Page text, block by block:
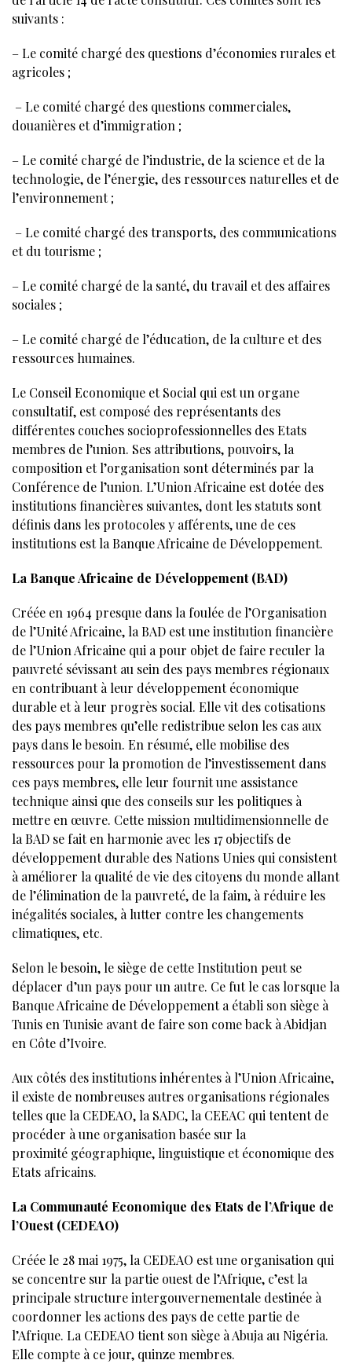
suivants :
– Le comité chargé des questions d’économies rurales et
agricoles ;
– Le comité chargé des questions commerciales,
douanières et d’immigration ;
– Le comité chargé de l’industrie, de la science et de la
technologie, de l’énergie, des ressources naturelles et de
l’environnement ;
– Le comité chargé des transports, des communications
et du tourisme ;
– Le comité chargé de la santé, du travail et des affaires
sociales ;
– Le comité chargé de l’éducation, de la culture et des
ressources humaines.
Le Conseil Economique et Social qui est un organe
consultatif, est composé des représentants des
différentes couches socioprofessionnelles des Etats
membres de l’union. Ses attributions, pouvoirs, la
composition et l’organisation sont déterminés par la
Conférence de l’union. L’Union Africaine est dotée des
institutions financières suivantes, dont les statuts sont
définis dans les protocoles y afférents, une de ces
institutions est la Banque Africaine de Développement.
La Banque Africaine de Développement (BAD)
Créée en 1964 presque dans la foulée de l’Organisation
de l’Unité Africaine, la BAD est une institution financière
de l’Union Africaine qui a pour objet de faire reculer la
pauvreté sévissant au sein des pays membres régionaux
en contribuant à leur développement économique
durable et à leur progrès social. Elle vit des cotisations
des pays membres qu’elle redistribue selon les cas aux
pays dans le besoin. En résumé, elle mobilise des
ressources pour la promotion de l’investissement dans
ces pays membres, elle leur fournit une assistance
technique ainsi que des conseils sur les politiques à
mettre en œuvre. Cette mission multidimensionnelle de
la BAD se fait en harmonie avec les 17 objectifs de
développement durable des Nations Unies qui consistent
à améliorer la qualité de vie des citoyens du monde allant
de l’élimination de la pauvreté, de la faim, à réduire les
inégalités sociales, à lutter contre les changements
climatiques, etc.
Selon le besoin, le siège de cette Institution peut se
déplacer d’un pays pour un autre. Ce fut le cas lorsque la
Banque Africaine de Développement a établi son siège à
Tunis en Tunisie avant de faire son come back à Abidjan
en Côte d’Ivoire.
Aux côtés des institutions inhérentes à l’Union Africaine,
il existe de nombreuses autres organisations régionales
telles que la CEDEAO, la SADC, la CEEAC qui tentent de
procéder à une organisation basée sur la
proximité géographique, linguistique et économique des
Etats africains.
La Communauté Economique des Etats de l’Afrique de
l’Ouest (CEDEAO)
Créée le 28 mai 1975, la CEDEAO est une organisation qui
se concentre sur la partie ouest de l’Afrique, c’est la
principale structure intergouvernementale destinée à
coordonner les actions des pays de cette partie de
l’Afrique. La CEDEAO tient son siège à Abuja au Nigéria.
Elle compte à ce jour, quinze membres.